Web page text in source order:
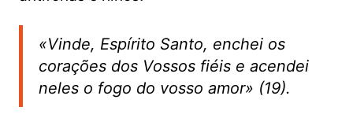
«Vinde, Espírito Santo, enchei os
corações dos Vossos fiéis e acendei
neles o fogo do vosso amor» (19).